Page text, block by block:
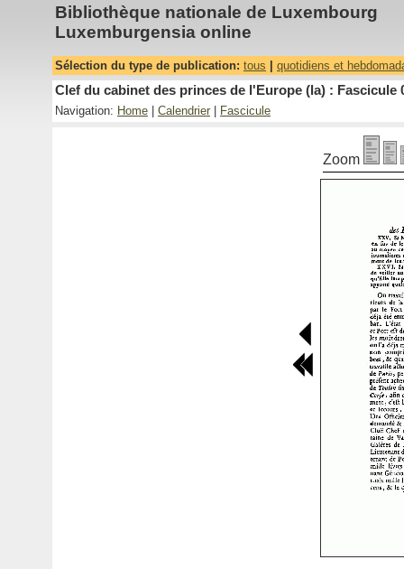
Bibliothèque nationale de Luxembourg
Luxemburgensia online
Sélection du type de publication: tous quotidiens et
Clef du cabinet des princes de l'Europe (la) : Fascicule
Navigation: Home Calendrier Fascicule
Zoom